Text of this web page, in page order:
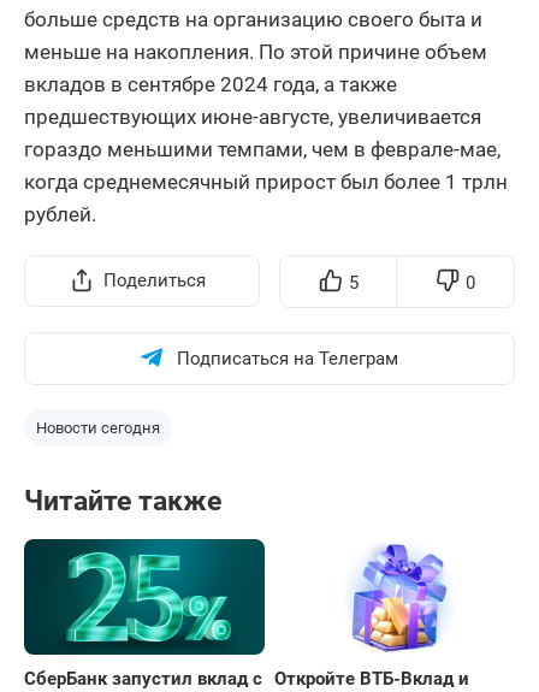
больше средств на организацию своего быта и
меньше на накопления. По этой причине объем
вкладов в сентябре 2024 года, а также
предшествующих июне-августе, увеличивается
гораздо меньшими темпами, чем в феврале-мае,
когда среднемесячный прирост был более 1 трлн
рублей.
Поделиться 5 0
Подписаться на Телеграм
Новости сегодня
Читайте также
СберБанк запустил вклад с Откройте ВТБ-Вклад и